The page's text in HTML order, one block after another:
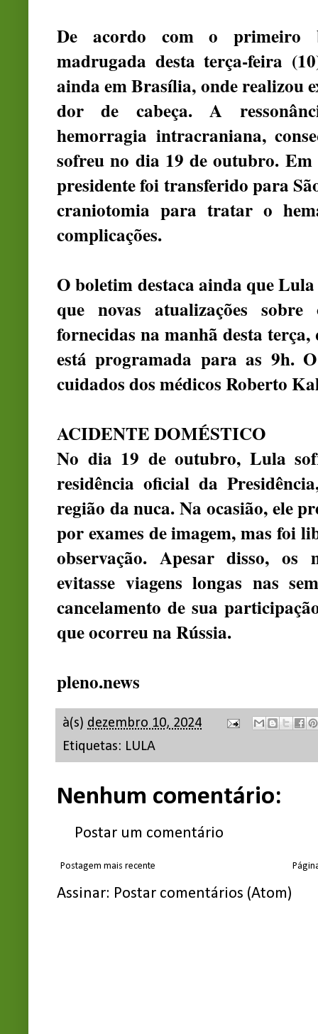
De acordo com o primeiro
madrugada desta terça-feira
ainda em Brasília, onde realizou
dor de cabeça. A
hemorragia intracraniana,
sofreu no dia 19 de outubro.
presidente foi transferido para
craniotomia para tratar o
complicações.
O boletim destaca ainda que
que novas atualizações
fornecidas na manhã desta
está programada para as 9h.
cuidados dos médicos Roberto
ACIDENTE DOMÉSTICO
No dia 19 de outubro, Lula
residência oficial da
região da nuca. Na ocasião, ele
por exames de imagem, mas foi
observação. Apesar disso, os
evitasse viagens longas nas
cancelamento de sua
que ocorreu na Rússia.
pleno.news
à(s) dezembro 10, 2024
Etiquetas: LULA
Nenhum comentário:
Postar um comentário
Postagem mais recente
Assinar: Postar comentários (Atom)